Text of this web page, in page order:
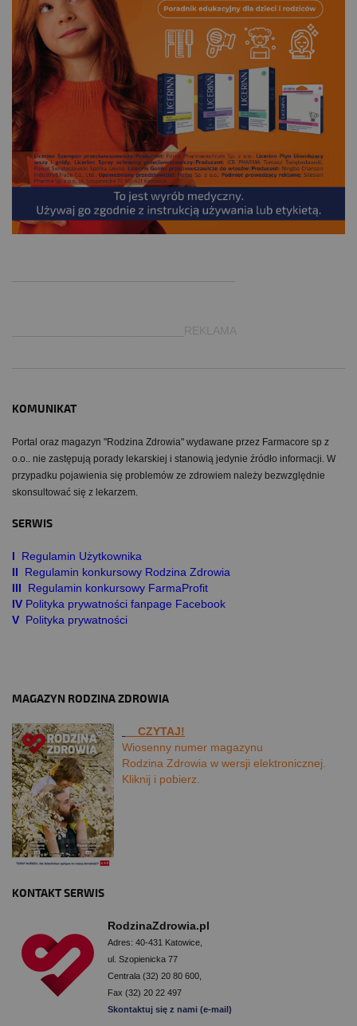
___________________________REKLAMA
KOMUNIKAT
Portal oraz magazyn "Rodzina Zdrowia" wydawane przez Farmacore sp z
o.o.. nie zastępują porady lekarskiej i stanowią jedynie źródło informacji. W
przypadku pojawienia się problemów ze zdrowiem należy bezwzględnie
skonsultować się z lekarzem.
SERWIS
I Regulamin Użytkownika
II
Regulamin konkursowy Rodzina Zdrowia
III
Regulamin konkursowy FarmaProfit
IV Polityka prywatności fanpage Facebook
V Polityka prywatności
MAGAZYN RODZINA ZDROWIA
CZYTAJ!
Wiosenny numer magazynu
Rodzina Zdrowia w wersji elektronicznej.
Kliknij i pobierz.
KONTAKT SERWIS
RodzinaZdrowia.pl
Adres: 40-431 Katowice,
ul. Szopienicka 77
Centrala (32) 20 80 600,
Fax (32) 20 22 497
Skontaktuj się z nami (e-mail)